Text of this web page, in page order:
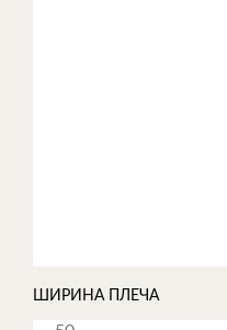
ШИРИНА ПЛЕЧА